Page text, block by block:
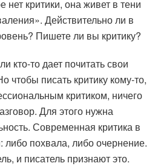
критики, она живет в тени
Действительно ли в
Пишете ли вы критику?
кто-то дает почитать свои
чтобы писать критику кому-то,
критиком, ничего
Для этого нужна
Современная критика в
либо похвала, либо очернение.
и писатель признают это.